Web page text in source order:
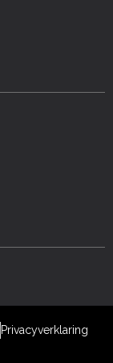
Privacyverklaring